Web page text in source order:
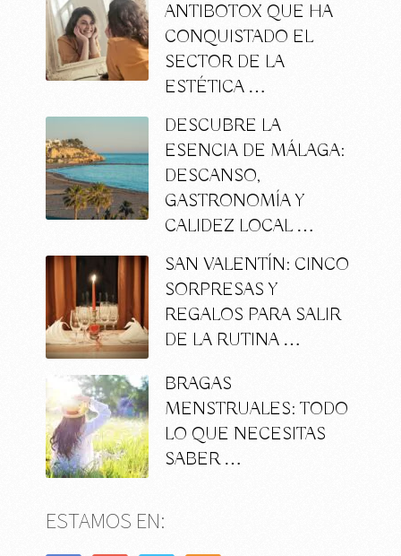
ANTIBOTOX QUE HA
CONQUISTADO EL
SECTOR DE LA
ESTÉTICA …
DESCUBRE LA
ESENCIA DE MÁLAGA:
DESCANSO,
GASTRONOMÍA Y
CALIDEZ LOCAL …
SAN VALENTÍN: CINCO
SORPRESAS Y
REGALOS PARA SALIR
DE LA RUTINA …
BRAGAS
MENSTRUALES: TODO
LO QUE NECESITAS
SABER …
ESTAMOS EN: